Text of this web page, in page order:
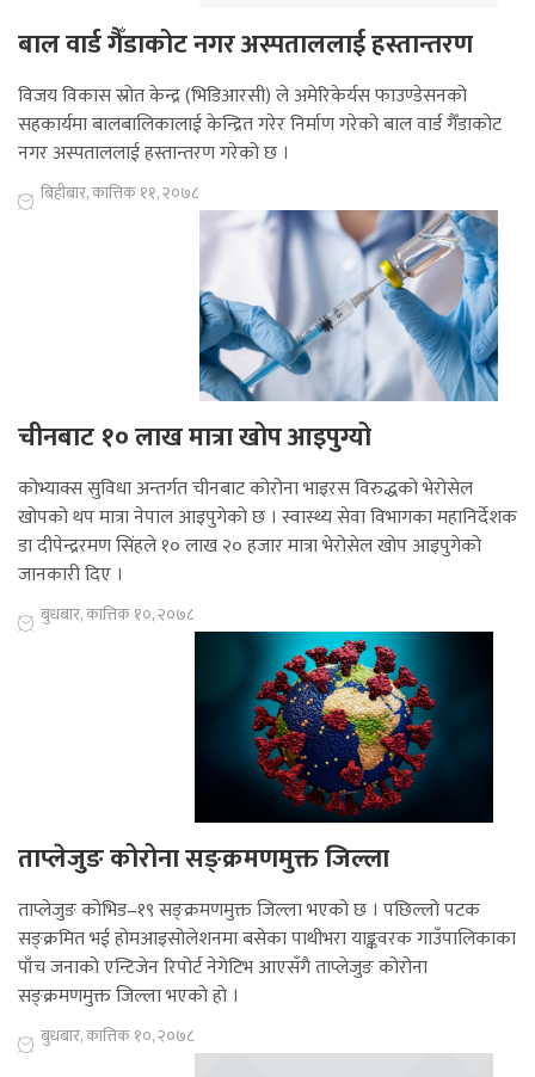
बाल वार्ड गैँडाकोट नगर अस्पताललाई हस्तान्तरण
विजय विकास स्रोत केन्द्र (भिडिआरसी) ले अमेरिकेर्यस फाउण्डेसनको
सहकार्यमा बालबालिकालाई केन्द्रित गरेर निर्माण गरेको बाल वार्ड गैँडाकोट
नगर अस्पताललाई हस्तान्तरण गरेको छ ।
बिहीबार, कात्तिक ११, २०७८
चीनबाट १० लाख मात्रा खोप आइपुग्यो
कोभ्याक्स सुविधा अन्तर्गत चीनबाट कोरोना भाइरस विरुद्धको भेरोसेल
खोपको थप मात्रा नेपाल आइपुगेको छ । स्वास्थ्य सेवा विभागका महानिर्देशक
डा दीपेन्द्ररमण सिंहले १० लाख २० हजार मात्रा भेरोसेल खोप आइपुगेको
जानकारी दिए ।
बुधबार, कात्तिक १०, २०७८
ताप्लेजुङ कोरोना सङ्क्रमणमुक्त जिल्ला
ताप्लेजुङ कोभिड–१९ सङ्क्रमणमुक्त जिल्ला भएको छ । पछिल्लो पटक
सङ्क्रमित भई होमआइसोलेशनमा बसेका पाथीभरा याङ्कवरक गाउँपालिकाका
पाँच जनाको एन्टिजेन रिपोर्ट नेगेटिभ आएसँगै ताप्लेजुङ कोरोना
सङ्क्रमणमुक्त जिल्ला भएको हो ।
बुधबार, कात्तिक १०, २०७८